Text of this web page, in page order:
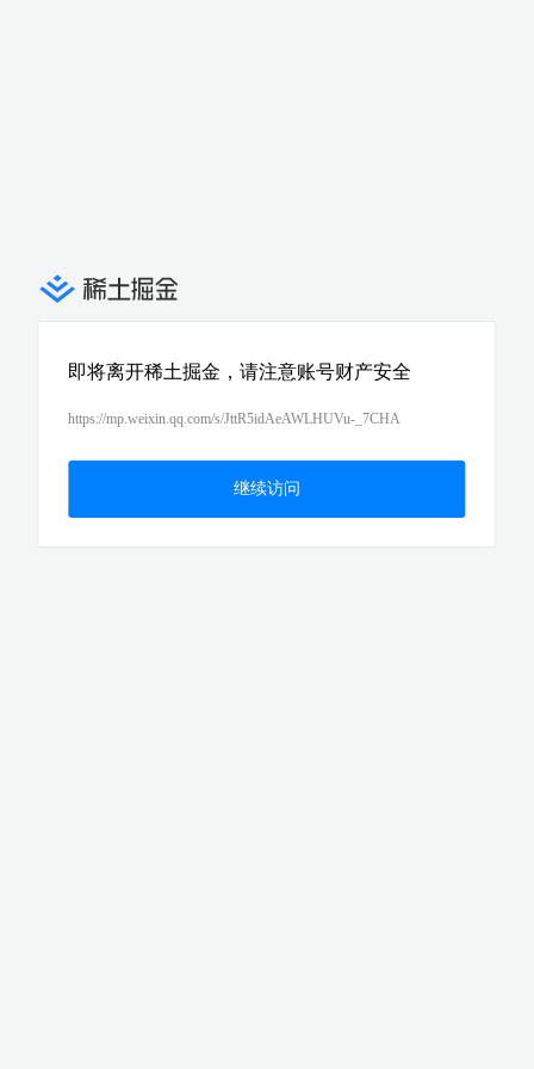
即将离开稀土掘金，请注意账号财产安全
https://mp.weixin.qq.com/s/JttR5idAeAWLHUVu-_7CHA
继续访问